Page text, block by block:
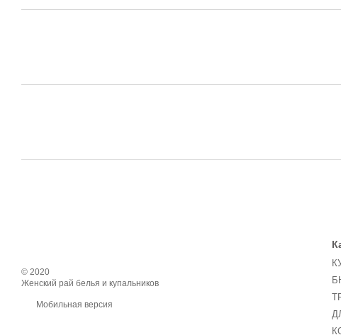
© 2020
Женский рай белья и купальников
Мобильная версия